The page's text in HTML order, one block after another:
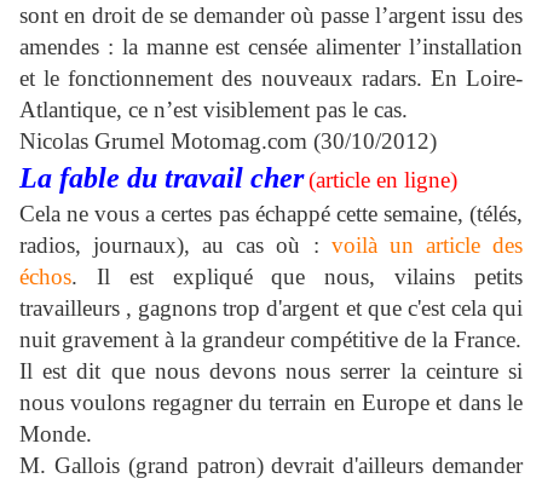
sont en droit de se demander où passe l’argent issu des
amendes : la manne est censée alimenter l’installation
et le fonctionnement des nouveaux radars. En Loire-
Atlantique, ce n’est visiblement pas le cas.
Nicolas Grumel Motomag.com (30/10/2012)
La fable du travail cher(article en ligne)
Cela ne vous a certes pas échappé cette semaine, (télés,
radios, journaux), au cas où : voilà un article des
échos. Il est expliqué que nous, vilains petits
travailleurs , gagnons trop d'argent et que c'est cela qui
nuit gravement à la grandeur compétitive de la France.
Il est dit que nous devons nous serrer la ceinture si
nous voulons regagner du terrain en Europe et dans le
Monde.
M. Gallois (grand patron) devrait d'ailleurs demander